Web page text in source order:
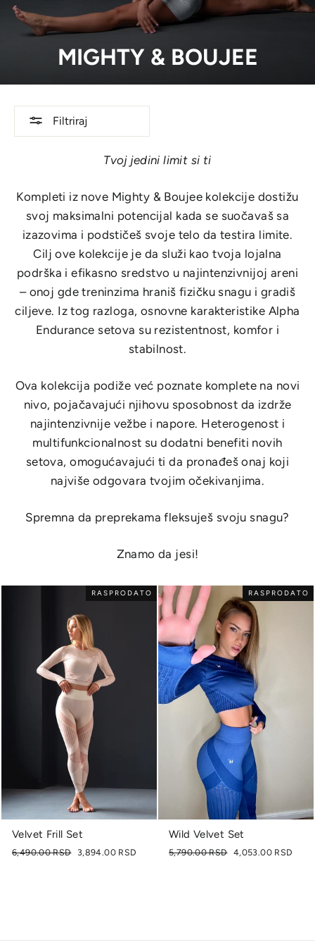
MIGHTY & BOUJEE
Filtriraj
Tvoj jedini limit si ti
Kompleti iz nove Mighty & Boujee kolekcije dostižu
svoj maksimalni potencijal kada se suočavaš sa
izazovima i podstičeš svoje telo da testira limite.
Cilj ove kolekcije je da služi kao tvoja lojalna
podrška i efikasno sredstvo u najintenzivnijoj areni
– onoj gde treninzima hraniš fizičku snagu i gradiš
ciljeve. Iz tog razloga, osnovne karakteristike Alpha
Endurance setova su rezistentnost, komfor i
stabilnost.
Ova kolekcija podiže već poznate komplete na novi
nivo, pojačavajući njihovu sposobnost da izdrže
najintenzivnije vežbe i napore. Heterogenost i
multifunkcionalnost su dodatni benefiti novih
setova, omogućavajući ti da pronađeš onaj koji
najviše odgovara tvojim očekivanjima.
Spremna da preprekama fleksuješ svoju snagu?
Znamo da jesi!
RASPRODATO
Velvet Frill Set
Originalna
6,490.00 RSD
Cena
3,894.00 RSD
RASPRODATO
Wild Velvet Set
Originalna
5,790.00 RSD Cena
4,053.00 RSD